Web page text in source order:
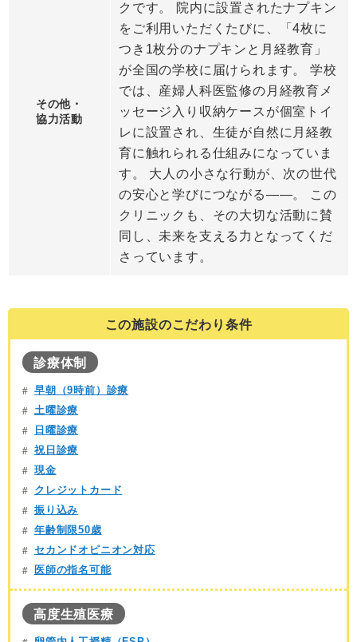
その他・
協力活動
クです。 院内に設置されたナプキン
をご利用いただくたびに、「4枚に
つき1枚分のナプキンと月経教育」
が全国の学校に届けられます。 学校
では、産婦人科医監修の月経教育メ
ッセージ入り収納ケースが個室トイ
レに設置され、生徒が自然に月経教
育に触れられる仕組みになっていま
す。 大人の小さな行動が、次の世代
の安心と学びにつながる――。 この
クリニックも、その大切な活動に賛
同し、未来を支える力となってくだ
さっています。
この施設のこだわり条件
診療体制
早朝（9時前）診療
土曜診療
日曜診療
祝日診療
現金
クレジットカード
振り込み
年齢制限50歳
セカンドオピニオン対応
医師の指名可能
高度生殖医療